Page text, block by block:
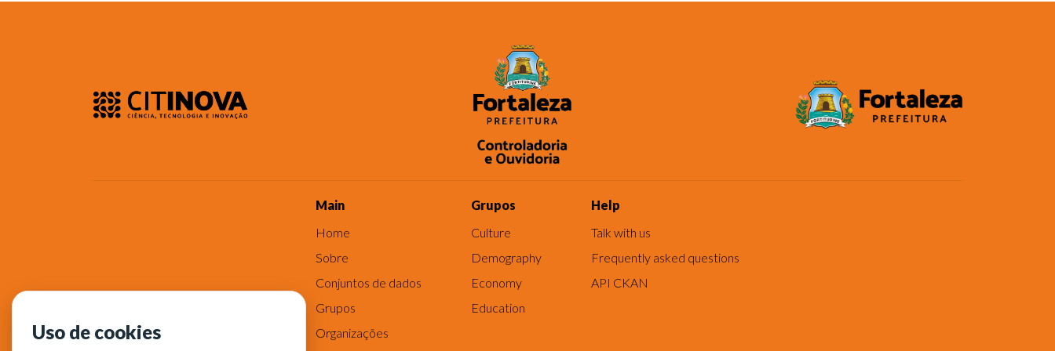
Main
Home
Sobre
Conjuntos de dados
Grupos
Organizações
Grupos
Culture
Demography
Economy
Education
Help
Talk with us
Frequently asked questions
API CKAN
Uso de cookies